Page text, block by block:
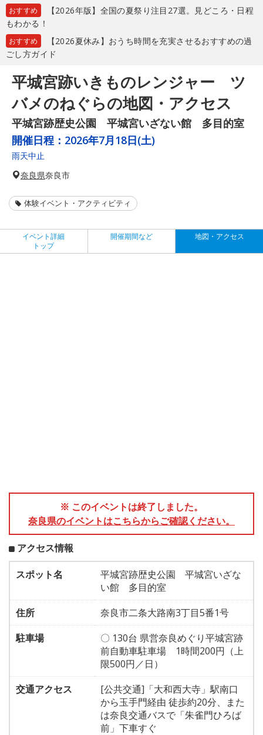
おすすめ
【2026年版】全国の夏祭り注目27選。見どころ・日程
もわかる！
おすすめ
【2026夏休み】おうち時間を充実させるおすすめの過
ごし方ガイド
平城宮跡いきものレンジャー ツ
バメのねぐらの地図・アクセス
平城宮跡歴史公園 平城宮いざない館 多目的室
開催日程： 2026年7月18日(土)
雨天中止
奈良県奈良市
体験イベント・アクティビティ
イベント詳細
トップ
開催期間など 地図・アクセス
※ このイベントは終了しました。
奈良県のイベントはこちらからご確認ください。
アクセス情報
スポット名
平城宮跡歴史公園 平城宮いざな
い館 多目的室
住所
奈良市二条大路南3丁目5番1号
駐車場
〇 130台 県営奈良めぐり平城宮跡
前自動車駐車場 1時間200円（上
限500円／日）
交通アクセス
[公共交通]「大和西大寺」駅南口
から玉手門経由 徒歩約20分、また
は奈良交通バスで「朱雀門ひろば
前」下車すぐ